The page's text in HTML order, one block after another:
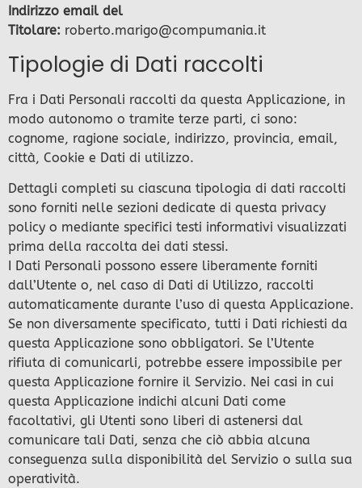
Indirizzo email del
Titolare: roberto.marigo@compumania.it
Tipologie di Dati raccolti
Fra i Dati Personali raccolti da questa Applicazione, in
modo autonomo o tramite terze parti, ci sono:
cognome, ragione sociale, indirizzo, provincia, email,
città, Cookie e Dati di utilizzo.
Dettagli completi su ciascuna tipologia di dati raccolti
sono forniti nelle sezioni dedicate di questa privacy
policy o mediante specifici testi informativi visualizzati
prima della raccolta dei dati stessi.
I Dati Personali possono essere liberamente forniti
dall’Utente o, nel caso di Dati di Utilizzo, raccolti
automaticamente durante l’uso di questa Applicazione.
Se non diversamente specificato, tutti i Dati richiesti da
questa Applicazione sono obbligatori. Se l’Utente
rifiuta di comunicarli, potrebbe essere impossibile per
questa Applicazione fornire il Servizio. Nei casi in cui
questa Applicazione indichi alcuni Dati come
facoltativi, gli Utenti sono liberi di astenersi dal
comunicare tali Dati, senza che ciò abbia alcuna
conseguenza sulla disponibilità del Servizio o sulla sua
operatività.